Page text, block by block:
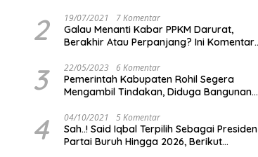
2 19/07/2021 7 Komentar
Galau Menanti Kabar PPKM Darurat,
Berakhir Atau Perpanjang? Ini Komentar
3 22/05/2023 6 Komentar
Pemerintah Kabupaten Rohil Segera
Mengambil Tindakan, Diduga Bangunan
4 04/10/2021 5 Komentar
Sah..! Said Iqbal Terpilih Sebagai Presiden
Partai Buruh Hingga 2026, Berikut